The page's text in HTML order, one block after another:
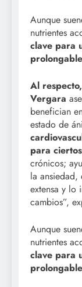
Aunque
nutrientes
clave para
Al
Vergara
benefician
estado de
para
crónicos;
la ansiedad,
extensa y lo
cambios”,
Aunque
nutrientes
clave para